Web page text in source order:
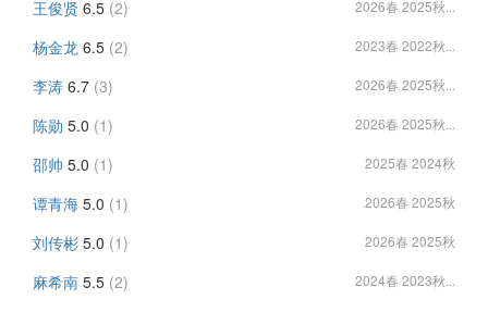
王俊贤 6.5 (2) 2026春 2025秋...
杨金龙 6.5 (2) 2023春 2022秋...
李涛 6.7 (3) 2026春 2025秋...
陈勋 5.0 (1) 2026春 2025秋...
邵帅 5.0 (1) 2025春 2024秋
谭青海 5.0 (1) 2026春 2025秋
刘传彬 5.0 (1) 2026春 2025秋
麻希南 5.5 (2) 2024春 2023秋...